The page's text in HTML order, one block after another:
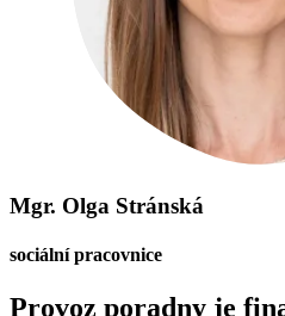
Mgr. Olga Stránská
sociální pracovnice
Provoz poradny je